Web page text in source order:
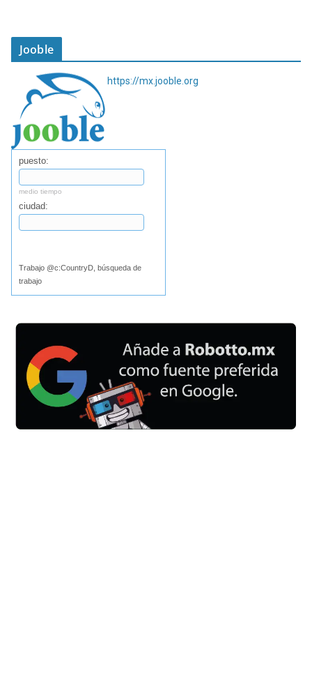
Jooble
https://mx.jooble.org
puesto:
medio tiempo
ciudad:
Trabajo @c:CountryD, búsqueda de
trabajo